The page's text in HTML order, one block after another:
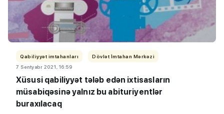
Qabiliyyət imtahanları
Dövlət İmtahan Mərkəzi
7 Sentyabr 2021, 16:59
Xüsusi qabiliyyət tələb edən ixtisasların
müsabiqəsinə yalnız bu abituriyentlər
buraxılacaq